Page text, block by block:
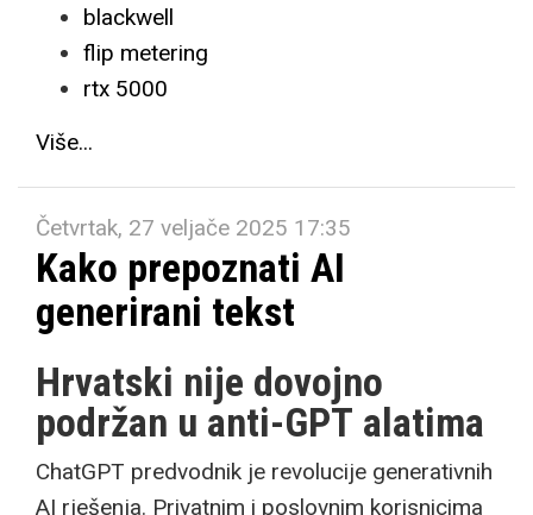
blackwell
flip metering
rtx 5000
Više...
Četvrtak, 27 veljače 2025 17:35
Kako prepoznati AI
generirani tekst
Hrvatski nije dovojno
podržan u anti-GPT alatima
ChatGPT predvodnik je revolucije generativnih
AI rješenja. Privatnim i poslovnim korisnicima